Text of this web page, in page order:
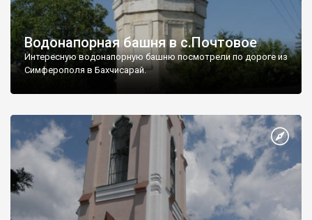
Водонапорная башня в с.Почтовое
Интересную водонапорную башню посмотрели по дороге из
Симферополя в Бахчисарай.